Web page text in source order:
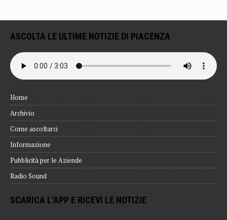
ASCOLTA LE ULTIME NOTIZIE DI PIACENZA
Home
Archivio
Come ascoltarci
Informazione
Pubblicità per le Aziende
Radio Sound
SCARICA L’APP E RICEVI LE NOTIZIE